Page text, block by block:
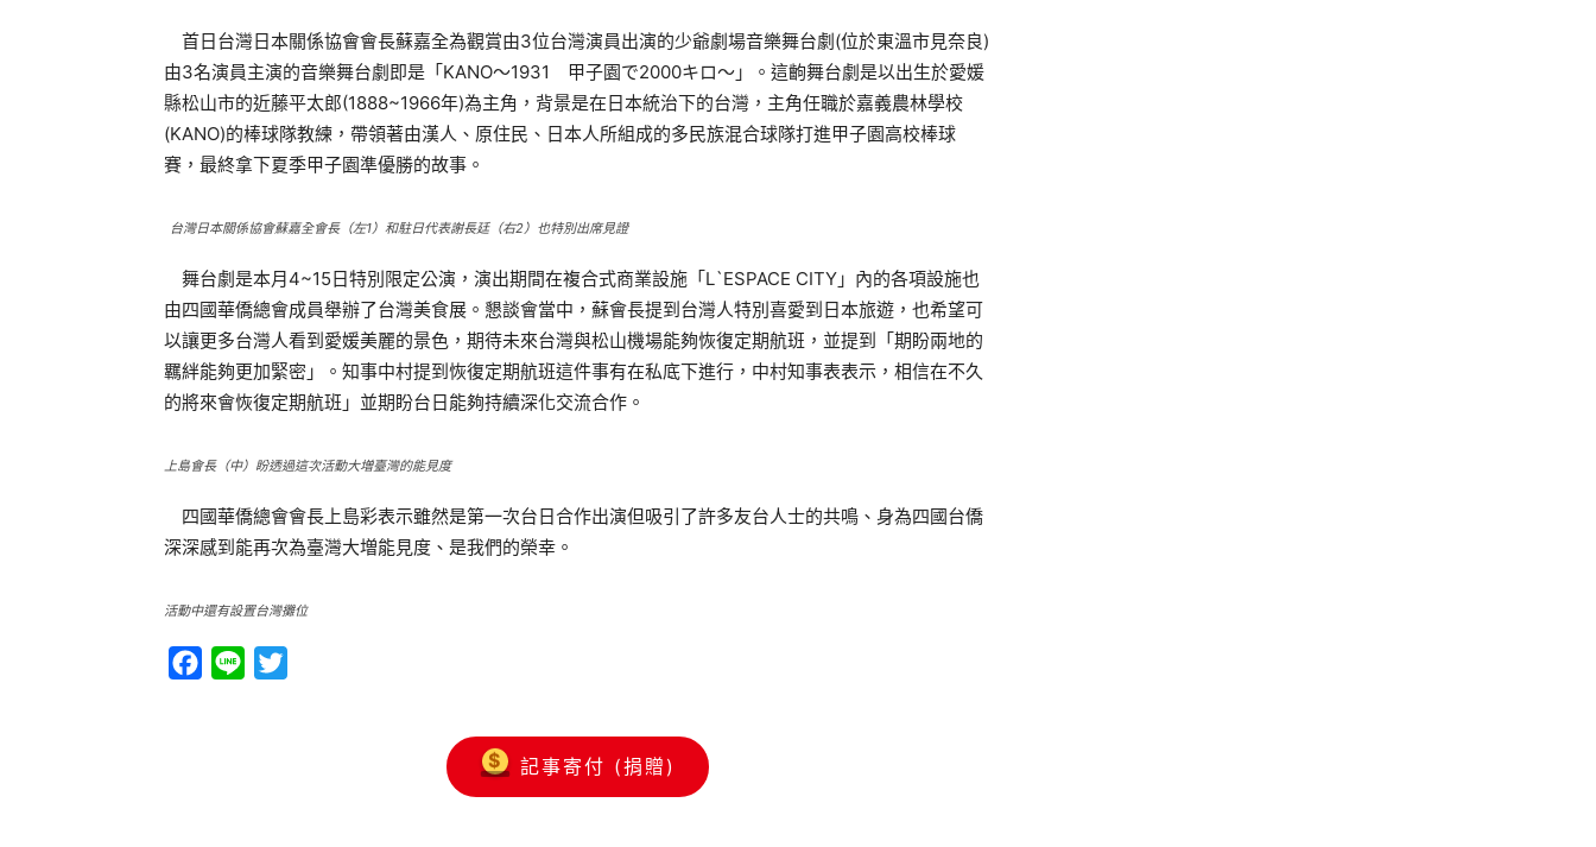
首日台灣日本關係協會會長蘇嘉全為觀賞由3位台灣演員出演的少爺劇場音樂舞台劇(位於東溫市見奈良)
由3名演員主演的音樂舞台劇即是「KANO～1931 甲子園で2000キロ～」。這齣舞台劇是以出生於愛媛
縣松山市的近藤平太郎(1888~1966年)為主角，背景是在日本統治下的台灣，主角任職於嘉義農林學校
(KANO)的棒球隊教練，帶領著由漢人、原住民、日本人所組成的多民族混合球隊打進甲子園高校棒球
賽，最終拿下夏季甲子園準優勝的故事。
台灣日本關係協會蘇嘉全會長（左1）和駐日代表謝長廷（右2）也特別出席見證
舞台劇是本月4~15日特別限定公演，演出期間在複合式商業設施「L`ESPACE CITY」內的各項設施也
由四國華僑總會成員舉辦了台灣美食展。懇談會當中，蘇會長提到台灣人特別喜愛到日本旅遊，也希望可
以讓更多台灣人看到愛媛美麗的景色，期待未來台灣與松山機場能夠恢復定期航班，並提到「期盼兩地的
羈絆能夠更加緊密」。知事中村提到恢復定期航班這件事有在私底下進行，中村知事表表示，相信在不久
的將來會恢復定期航班」並期盼台日能夠持續深化交流合作。
上島會長（中）盼透過這次活動大増臺灣的能見度
四國華僑總會會長上島彩表示雖然是第一次台日合作出演但吸引了許多友台人士的共鳴、身為四國台僑
深深感到能再次為臺灣大増能見度、是我們的榮幸。
活動中還有設置台灣攤位
Facebook
Line
記事寄付 (捐贈)